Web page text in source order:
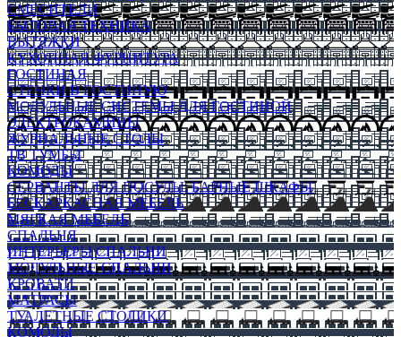
СМЕСИТЕЛИ
БЫТОВАЯ ТЕХНИКА
ВЫТЯЖКИ
КУХОННАЯ ФУРНИТУРА
ГОСТИНАЯ
СТЕНКИ В ГОСТИНУЮ
МОДУЛЬНЫЕ СИСТЕМЫ ДЛЯ ГОСТИНОЙ
ЭЛЕКТРОКАМИНЫ
ЖУРНАЛЬНЫЕ СТОЛЫ
ТВ ТУМБЫ
КОМОДЫ
СЕРВАНТЫ ДЛЯ ПОСУДЫ, БАРНЫЕ ШКАФЫ
БЕСКАРКАСНАЯ МЕБЕЛЬ
МЯГКАЯ МЕБЕЛЬ
СПАЛЬНЯ
ИНТЕРЬЕРЫ СПАЛЬНИ
МОДУЛЬНЫЕ СПАЛЬНИ
КРОВАТИ
МАТРАСЫ
ТУАЛЕТНЫЕ СТОЛИКИ
КОМОДЫ